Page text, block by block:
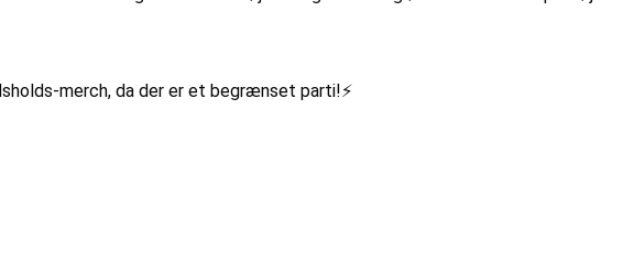
merch, da der er et begrænset parti!⚡️